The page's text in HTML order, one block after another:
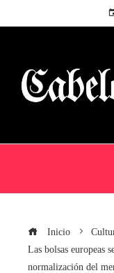
Inicio
Las bolsas europeas
normalización del